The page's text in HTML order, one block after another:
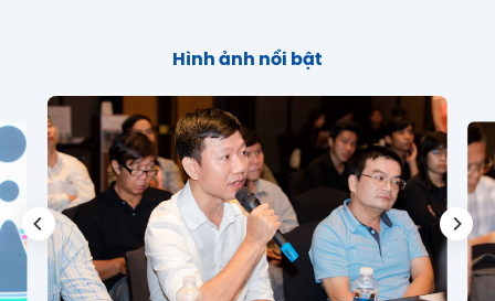
Tọa đàm CxO: Chiến lược nâng cao an ninh mạng và tăng sức
mạnh toàn diện cho doanh nghiệp trong kỷ nguyên đám mây và
11:50
Kết thúc hội thảo
Hình ảnh nổi bật